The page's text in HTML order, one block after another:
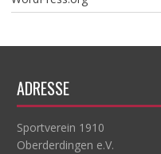
ADRESSE
Sportverein 1910
Oberderdingen e.V.